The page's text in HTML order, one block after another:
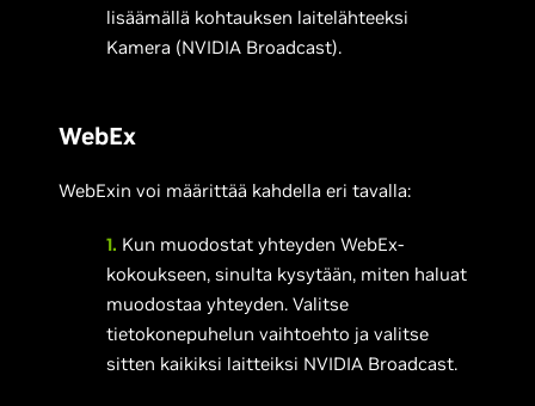
lisäämällä kohtauksen laitelähteeksi
Kamera (NVIDIA Broadcast).
WebEx
WebExin voi määrittää kahdella eri tavalla:
1. Kun muodostat yhteyden WebEx-
kokoukseen, sinulta kysytään, miten haluat
muodostaa yhteyden. Valitse
tietokonepuhelun vaihtoehto ja valitse
sitten kaikiksi laitteiksi NVIDIA Broadcast.